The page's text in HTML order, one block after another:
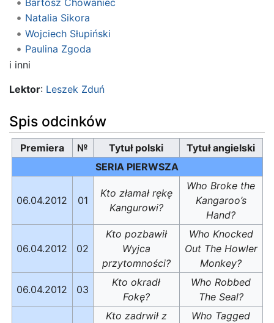
Natalia Sikora
Wojciech Słupiński
Paulina Zgoda
i inni
Lektor: Leszek Zduń
Spis odcinków
Premiera № Tytuł polski
Tytuł angielski
SERIA PIERWSZA
06.04.2012 01
Kto złamał rękę
Kangurowi?
Who Broke the
Kangaroo’s
Hand?
06.04.2012 02
Kto pozbawił
Wyjca
przytomności?
Who Knocked
Out The Howler
Monkey?
06.04.2012 03
Kto okradł
Fokę?
Who Robbed
The Seal?
Kto zadrwił z
Who Tagged